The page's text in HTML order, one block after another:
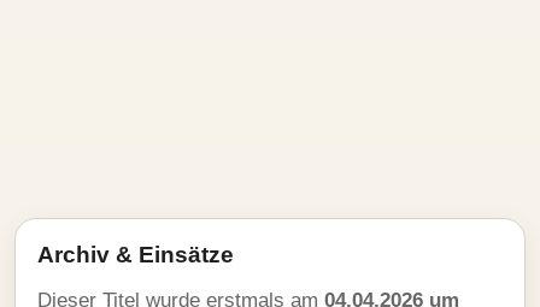
Archiv & Einsätze
Dieser Titel wurde erstmals am 04.04.2026 um